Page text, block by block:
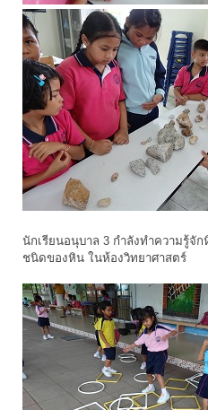
นักเรียนอนุบาล 3 กำลังทำความรู้จั
ชนิดของหิน ในห้องวิทยาศาสตร์